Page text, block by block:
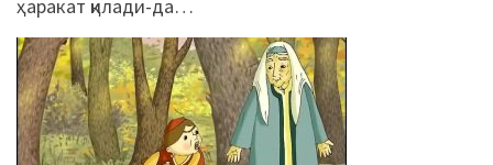
ҳаракат қилади-да…